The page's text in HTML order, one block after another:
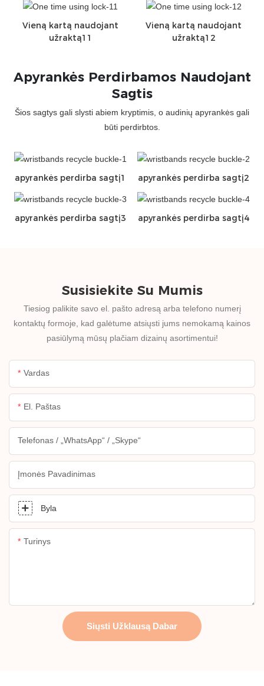
Vieną kartą naudojant
užraktą11
Vieną kartą naudojant
užraktą12
Apyrankės Perdirbamos Naudojant
Sagtis
Šios sagtys gali slysti abiem kryptimis, o audinių apyrankės gali
būti perdirbtos.
apyrankės perdirba sagtį1 apyrankės perdirba sagtį2
apyrankės perdirba sagtį3 apyrankės perdirba sagtį4
Susisiekite Su Mumis
Tiesiog palikite savo el. pašto adresą arba telefono numerį
kontaktų formoje, kad galėtume atsiųsti jums nemokamą kainos
pasiūlymą mūsų plačiam dizainų asortimentui!
Vardas
El. Paštas
Telefonas / „WhatsApp“ / „Skype“
Įmonės Pavadinimas
Byla
Turinys
Siųsti Užklausą Dabar